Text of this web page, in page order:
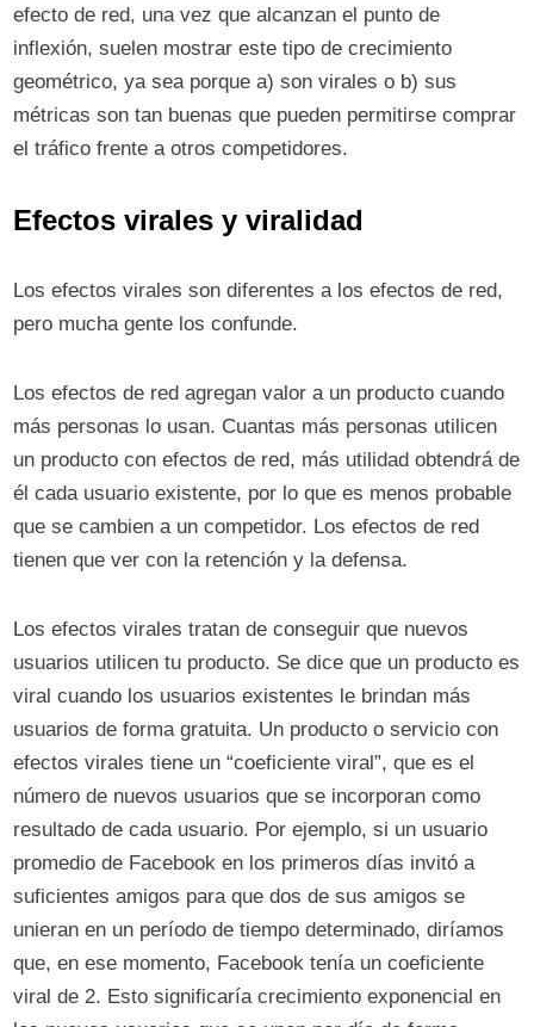
efecto de red, una vez que alcanzan el punto de
inflexión, suelen mostrar este tipo de crecimiento
geométrico, ya sea porque a) son virales o b) sus
métricas son tan buenas que pueden permitirse comprar
el tráfico frente a otros competidores.
Efectos virales y viralidad
Los efectos virales son diferentes a los efectos de red,
pero mucha gente los confunde.
Los efectos de red agregan valor a un producto cuando
más personas lo usan. Cuantas más personas utilicen
un producto con efectos de red, más utilidad obtendrá de
él cada usuario existente, por lo que es menos probable
que se cambien a un competidor. Los efectos de red
tienen que ver con la retención y la defensa.
Los efectos virales tratan de conseguir que nuevos
usuarios utilicen tu producto. Se dice que un producto es
viral cuando los usuarios existentes le brindan más
usuarios de forma gratuita. Un producto o servicio con
efectos virales tiene un “coeficiente viral”, que es el
número de nuevos usuarios que se incorporan como
resultado de cada usuario. Por ejemplo, si un usuario
promedio de Facebook en los primeros días invitó a
suficientes amigos para que dos de sus amigos se
unieran en un período de tiempo determinado, diríamos
que, en ese momento, Facebook tenía un coeficiente
viral de 2. Esto significaría crecimiento exponencial en